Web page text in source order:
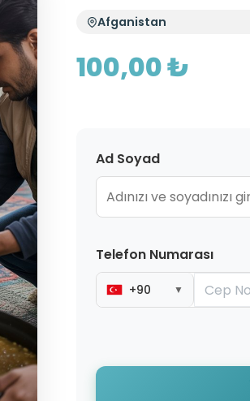
Afganistan
100,00 ₺
Ad Soyad
Telefon Numarası
+90 ▼